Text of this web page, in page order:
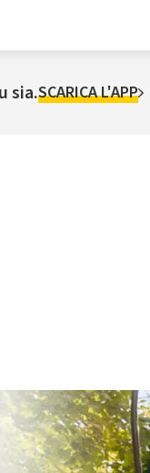
sia.SCARICA L'APP